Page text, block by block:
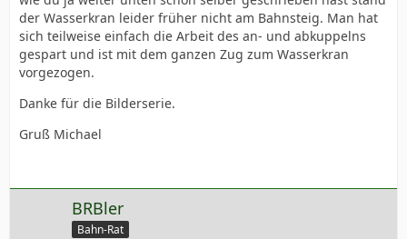
der Wasserkran leider früher nicht am Bahnsteig. Man hat
sich teilweise einfach die Arbeit des an- und abkuppelns
gespart und ist mit dem ganzen Zug zum Wasserkran
vorgezogen.
Danke für die Bilderserie.
Gruß Michael
BRBler
Bahn-Rat